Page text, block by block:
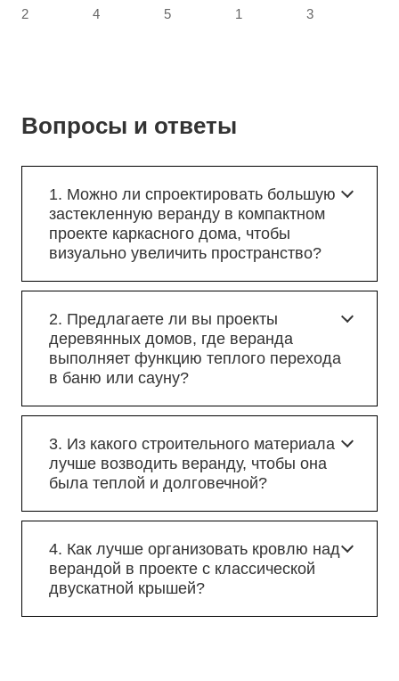
Вопросы и ответы
1. Можно ли спроектировать большую
застекленную веранду в компактном
проекте каркасного дома, чтобы
визуально увеличить пространство?
2. Предлагаете ли вы проекты
деревянных домов, где веранда
выполняет функцию теплого перехода
в баню или сауну?
3. Из какого строительного материала
лучше возводить веранду, чтобы она
была теплой и долговечной?
4. Как лучше организовать кровлю над
верандой в проекте с классической
двускатной крышей?